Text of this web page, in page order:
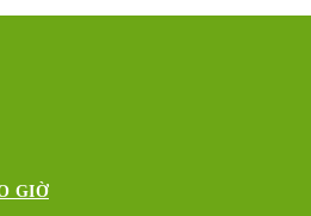
GIỜ